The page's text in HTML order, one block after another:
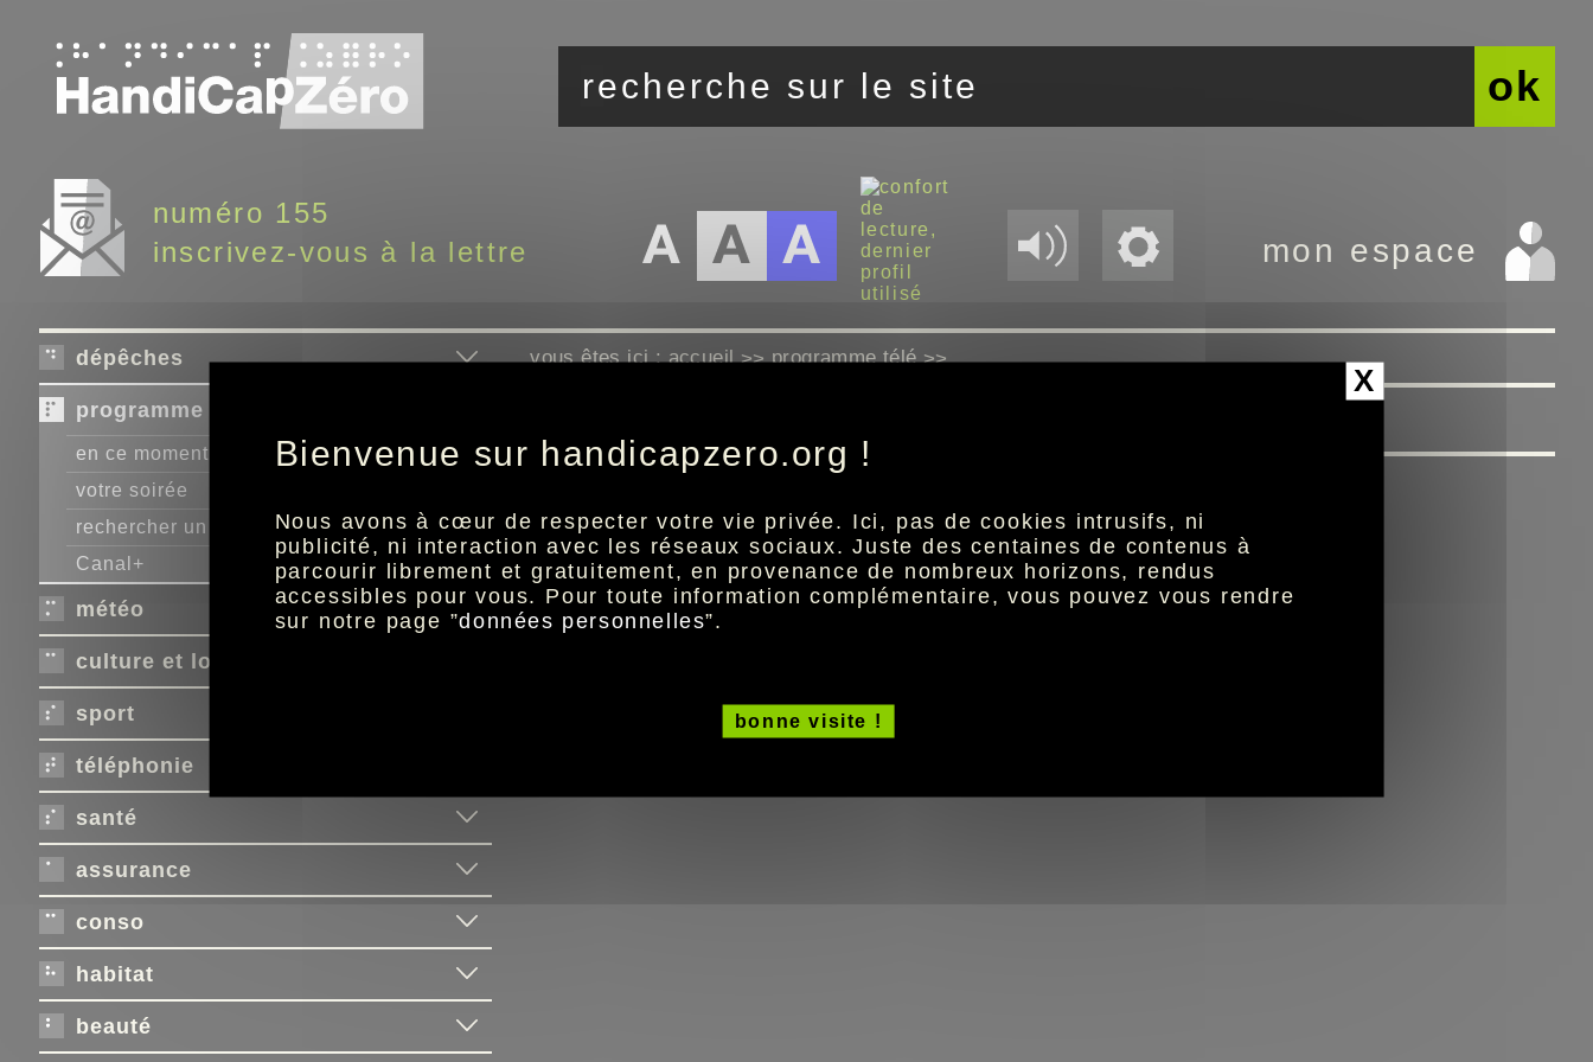
ok
numéro 155
inscrivez-vous à la lettre
mon espace
dépêches
programme télé
en ce moment
votre soirée
rechercher un programme
Canal+
météo
culture et loisirs
sport
téléphonie
santé
assurance
conso
habitat
beauté
vous êtes ici :accueil>>programme télé>>
X
Bienvenue sur handicapzero.org !
Nous avons à cœur de respecter votre vie privée. Ici, pas de cookies intrusifs, ni
publicité, ni interaction avec les réseaux sociaux. Juste des centaines de contenus à
parcourir librement et gratuitement, en provenance de nombreux horizons, rendus
accessibles pour vous. Pour toute information complémentaire, vous pouvez vous rendre
sur notre page ”données personnelles”.
bonne visite !